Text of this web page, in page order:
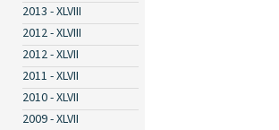
2013 - XLVIII
2012 - XLVIII
2012 - XLVII
2011 - XLVII
2010 - XLVII
2009 - XLVII